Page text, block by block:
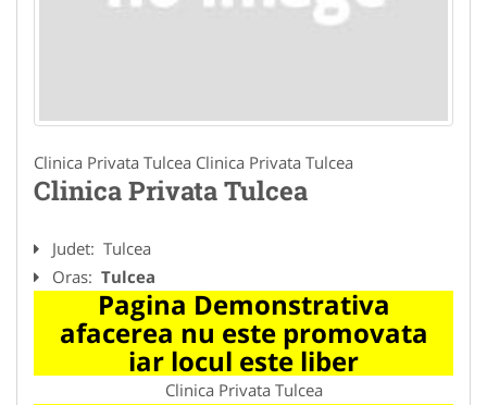
Clinica Privata Tulcea Clinica Privata Tulcea
Clinica Privata Tulcea
Judet: Tulcea
Oras: Tulcea
Pagina Demonstrativa
afacerea nu este promovata
iar locul este liber
Clinica Privata Tulcea